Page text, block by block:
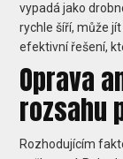
vypadá jako
rychle šíří, může
efektivní řešení,
Oprava
rozsahu
Rozhodujícím